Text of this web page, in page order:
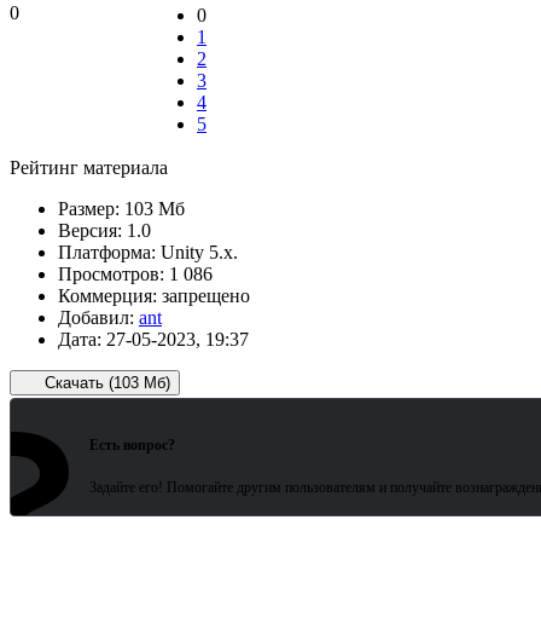
0
0
1
2
3
4
5
Рейтинг материала
Размер: 103 Мб
Версия: 1.0
Платформа: Unity 5.x.
Просмотров: 1 086
Коммерция: запрещено
Добавил: ant
Дата: 27-05-2023, 19:37
Скачать (103 Мб)
Есть вопрос?
Задайте его! Помогайте другим пользователям и получайте